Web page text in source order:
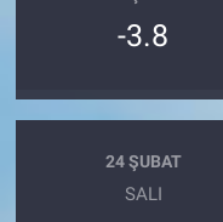
-3.8
24 ŞUBAT
SALI